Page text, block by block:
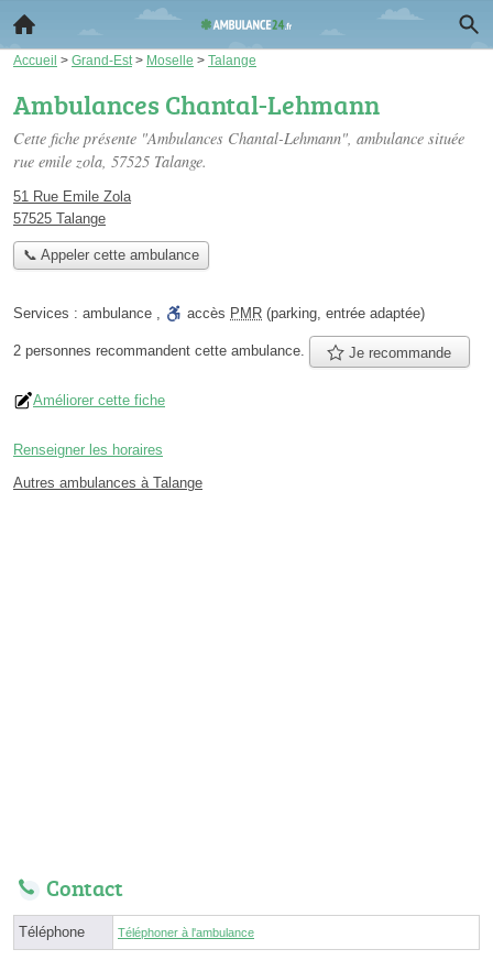
Accueil > Grand-Est > Moselle > Talange
Ambulances Chantal-Lehmann
Cette fiche présente "Ambulances Chantal-Lehmann", ambulance située
rue emile zola, 57525 Talange.
51 Rue Emile Zola
57525 Talange
📞 Appeler cette ambulance
Services : ambulance , accès PMR (parking, entrée adaptée)
2 personnes recommandent cette ambulance. Je recommande
Améliorer cette fiche
Renseigner les horaires
Autres ambulances à Talange
Contact
Téléphone Téléphoner à l'ambulance